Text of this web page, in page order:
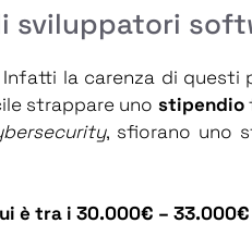
sviluppatori
la carenza di
strappare uno stipendio
, sfiorano uno
è tra i 30.000€ – 33.000€